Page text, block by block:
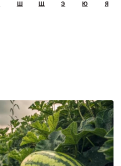
Ш Щ Э Ю Я